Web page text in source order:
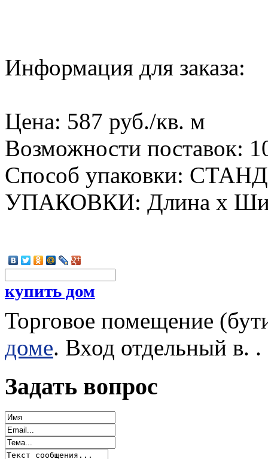
Информация для заказа:
Цена: 587 руб./кв. м
Возможности поставок:
Способ упаковки:
УПАКОВКИ: Длина х
купить дом
Торговое помещение
доме. Вход отдельный в. .
Задать вопрос